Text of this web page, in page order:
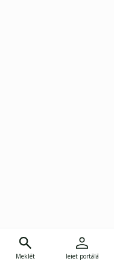
Meklēt Ieiet portālā